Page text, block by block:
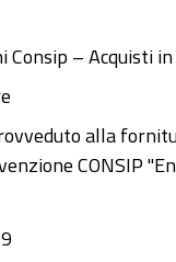
Consip – Acquisti
alla
CONSIP